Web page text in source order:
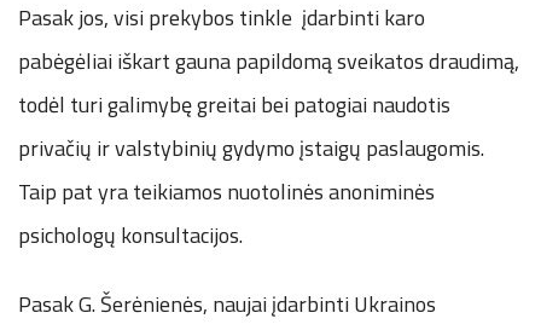
Pasak jos, visi prekybos tinkle įdarbinti karo
pabėgėliai iškart gauna papildomą sveikatos draudimą,
todėl turi galimybę greitai bei patogiai naudotis
privačių ir valstybinių gydymo įstaigų paslaugomis.
Taip pat yra teikiamos nuotolinės anoniminės
psichologų konsultacijos.
Pasak G. Šerėnienės, naujai įdarbinti Ukrainos